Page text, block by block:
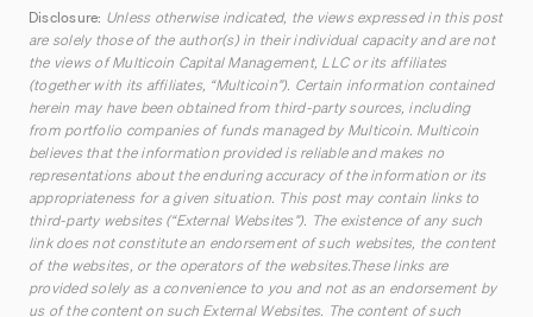
Disclosure: Unless otherwise indicated, the views expressed in this post
are solely those of the author(s) in their individual capacity and are not
the views of Multicoin Capital Management, LLC or its affiliates
(together with its affiliates, “Multicoin”). Certain information contained
herein may have been obtained from third-party sources, including
from portfolio companies of funds managed by Multicoin. Multicoin
believes that the information provided is reliable and makes no
representations about the enduring accuracy of the information or its
appropriateness for a given situation. This post may contain links to
third-party websites (“External Websites”). The existence of any such
link does not constitute an endorsement of such websites, the content
of the websites, or the operators of the websites.These links are
provided solely as a convenience to you and not as an endorsement by
us of the content on such External Websites. The content of such